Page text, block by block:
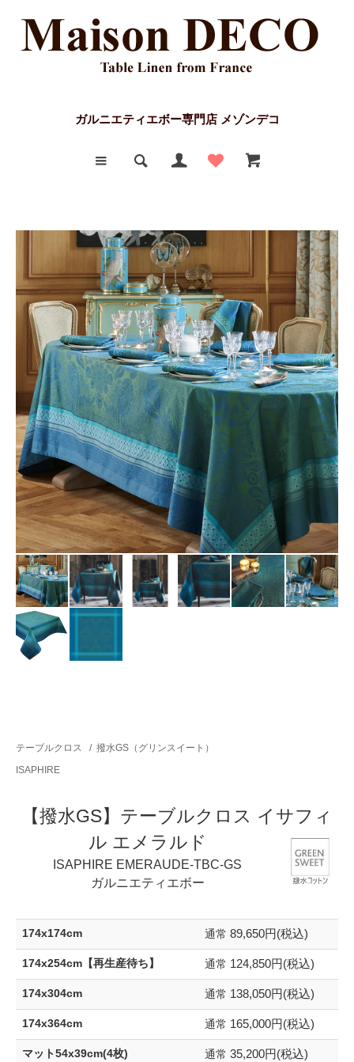
ガルニエティエボー専門店 メゾンデコ
テーブルクロス / 撥水GS（グリンスイート）
ISAPHIRE
【撥水GS】テーブルクロス イサフィ
ル エメラルド
ISAPHIRE EMERAUDE-TBC-GS
ガルニエティエボー
174x174cm 通常 89,650円(税込)
174x254cm【再生産待ち】 通常 124,850円(税込)
174x304cm 通常 138,050円(税込)
174x364cm 通常 165,000円(税込)
マット54x39cm(4枚) 通常 35,200円(税込)